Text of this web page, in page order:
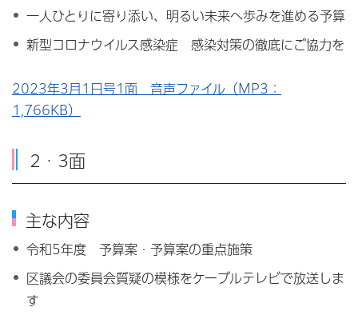
一人ひとりに寄り添い、明るい未来へ歩みを進める予算
新型コロナウイルス感染症 感染対策の徹底にご協力を
2023年3月1日号1面 音声ファイル（MP3：
1,766KB）
2・3面
主な内容
令和5年度 予算案・予算案の重点施策
区議会の委員会質疑の模様をケーブルテレビで放送しま
す